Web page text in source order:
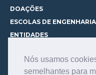
Nós usamos
semelhantes para
DOAÇÕES
ESCOLAS DE ENGENHARIA
ENTIDADES
CURSOS